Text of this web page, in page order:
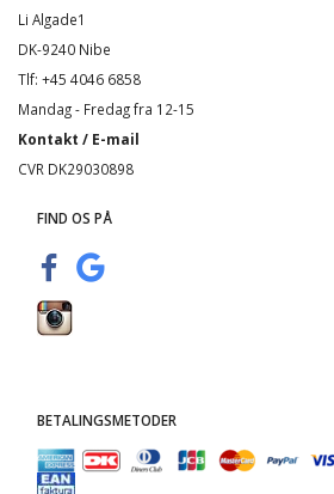
Li Algade1
DK-9240 Nibe
Tlf: +45 4046 6858
Mandag - Fredag fra 12-15
Kontakt / E-mail
CVR DK29030898
FIND OS PÅ
BETALINGSMETODER